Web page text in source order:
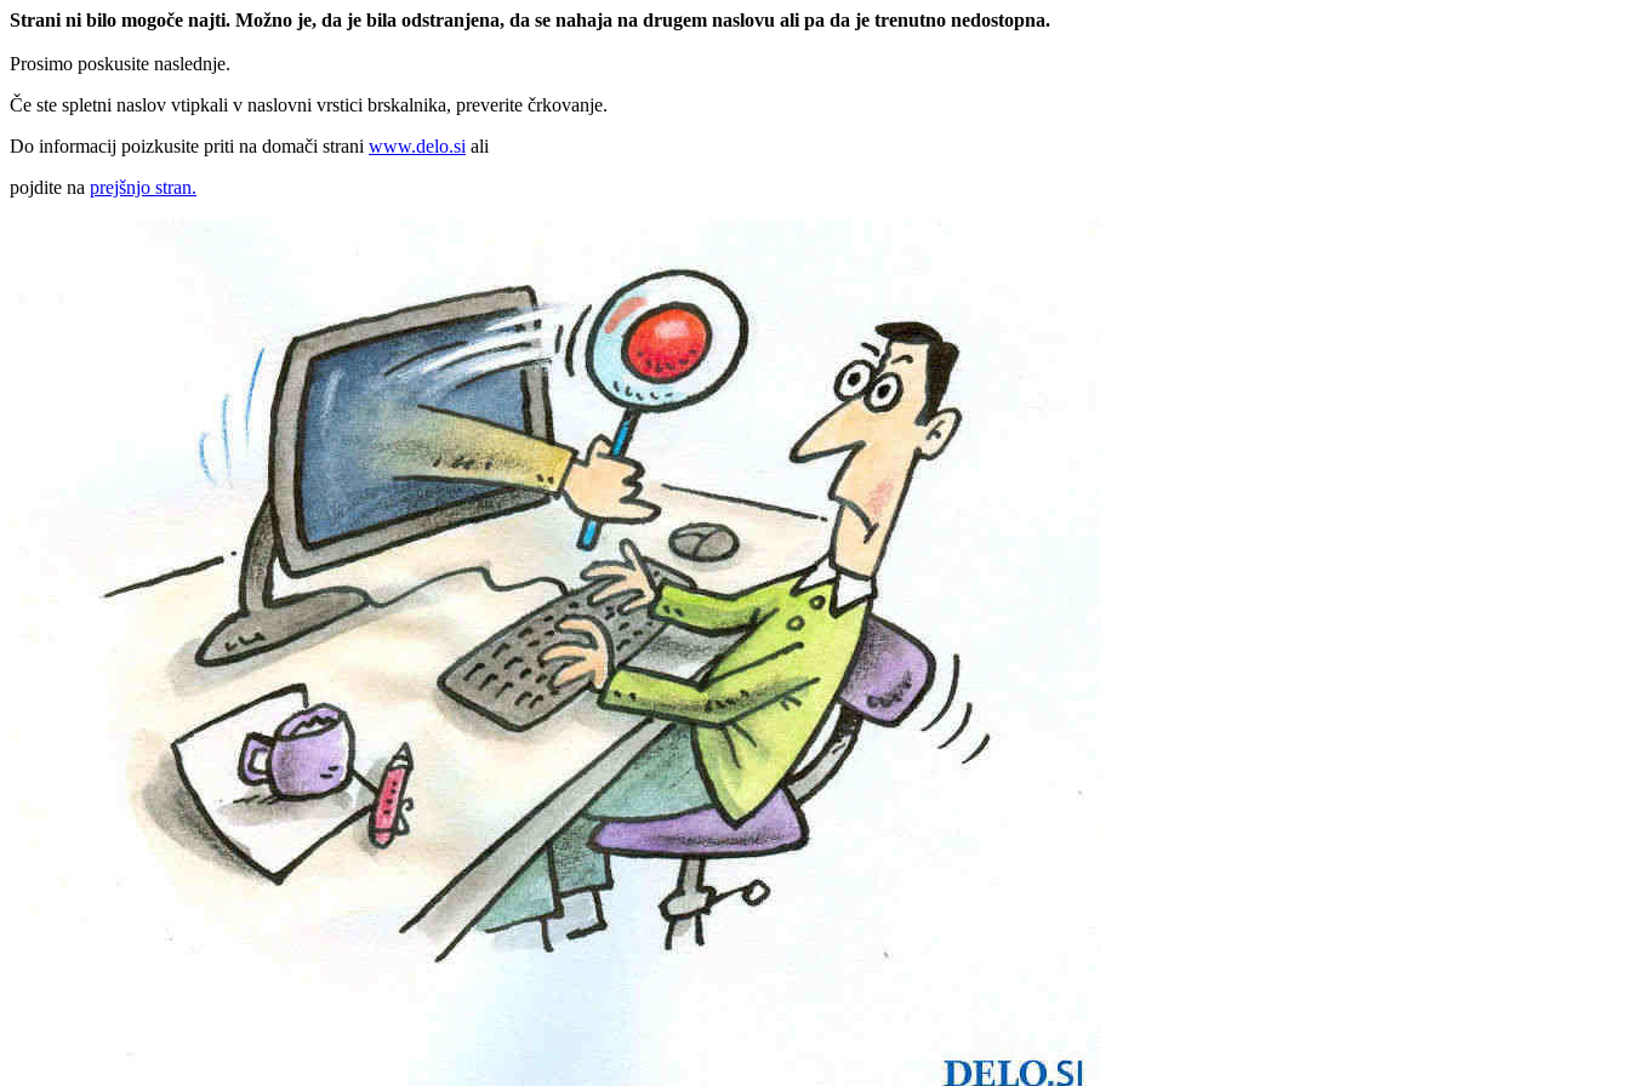
Strani ni bilo mogoče najti. Možno je, da je bila odstranjena, da se nahaja na drugem naslovu ali pa da je trenutno nedostopna.
Prosimo poskusite naslednje.
Če ste spletni naslov vtipkali v naslovni vrstici brskalnika, preverite črkovanje.
Do informacij poizkusite priti na domači strani www.delo.si ali
pojdite na prejšnjo stran.